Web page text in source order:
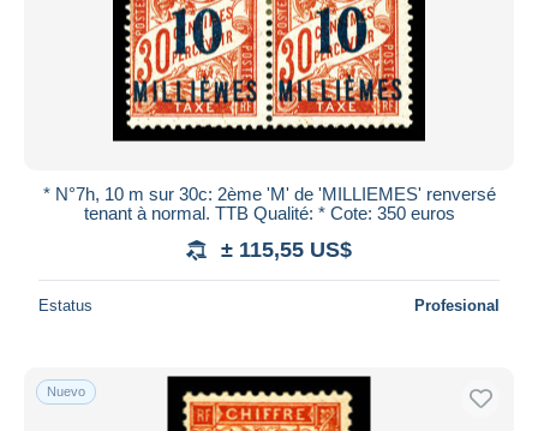
* N°7h, 10 m sur 30c: 2ème 'M' de 'MILLIEMES' renversé
tenant à normal. TTB Qualité: * Cote: 350 euros
± 115,55 US$
Estatus Profesional
Nuevo